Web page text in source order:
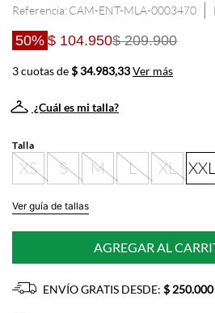
Referencia: CAM-ENT-MLA-0003470
50% $ 104.950$ 209.900
3 cuotas de$ 34.983,33Ver más
¿Cuál es mi talla?
Talla
XS S M L XL XXL
Ver guía de tallas
AGREGAR AL
ENVÍO GRATIS DESDE: $ 250.000